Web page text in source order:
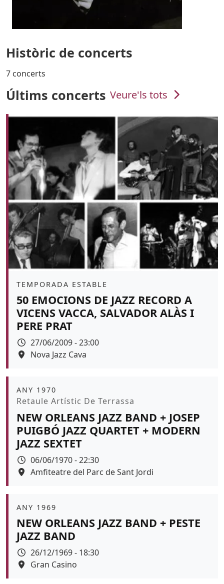
Històric de concerts
7 concerts
Últims concerts Veure'ls tots
Àmbit
TEMPORADA ESTABLE
50 EMOCIONS DE JAZZ RECORD A
VICENS VACCA, SALVADOR ALÀS I
PERE PRAT
Data
27/06/2009 - 23:00
Espai
Nova Jazz Cava
Àmbit
ANY 1970
Promoció
Retaule Artístic De Terrassa
NEW ORLEANS JAZZ BAND + JOSEP
PUIGBÓ JAZZ QUARTET + MODERN
JAZZ SEXTET
Data
06/06/1970 - 22:30
Espai
Amfiteatre del Parc de Sant Jordi
Àmbit
ANY 1969
NEW ORLEANS JAZZ BAND + PESTE
JAZZ BAND
Data
26/12/1969 - 18:30
Espai
Gran Casino